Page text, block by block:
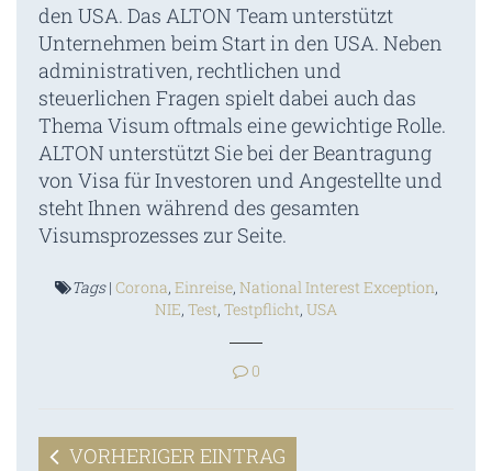
den USA. Das ALTON Team unterstützt
Unternehmen beim Start in den USA. Neben
administrativen, rechtlichen und
steuerlichen Fragen spielt dabei auch das
Thema Visum oftmals eine gewichtige Rolle.
ALTON unterstützt Sie bei der Beantragung
von Visa für Investoren und Angestellte und
steht Ihnen während des gesamten
Visumsprozesses zur Seite.
Tags| Corona, Einreise, National Interest Exception,
NIE, Test, Testpflicht, USA
0
VORHERIGER EINTRAG